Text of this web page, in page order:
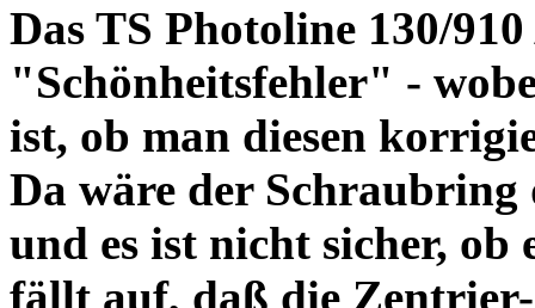
Das TS Photoline 130/
"Schönheitsfehler" -
ist, ob man diesen
Da wäre der
und es ist nicht sicher,
fällt auf, daß die Zentrier-